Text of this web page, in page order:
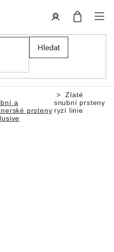
Hledat
a
prsteny
Zlaté
snubní prsteny
ryzí linie